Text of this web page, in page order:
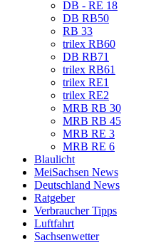
DB - RE 18
DB RB50
RB 33
trilex RB60
DB RB71
trilex RB61
trilex RE1
trilex RE2
MRB RB 30
MRB RB 45
MRB RE 3
MRB RE 6
Blaulicht
MeiSachsen News
Deutschland News
Ratgeber
Verbraucher Tipps
Luftfahrt
Sachsenwetter